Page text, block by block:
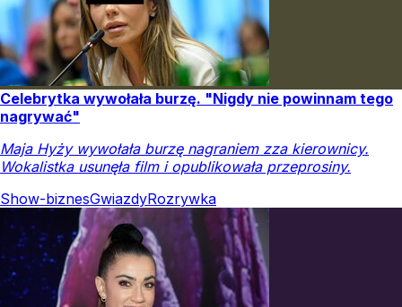
Celebrytka wywołała burzę. "Nigdy nie powinnam tego
nagrywać"
Maja Hyży wywołała burzę nagraniem zza kierownicy.
Wokalistka usunęła film i opublikowała przeprosiny.
Show-biznesGwiazdyRozrywka